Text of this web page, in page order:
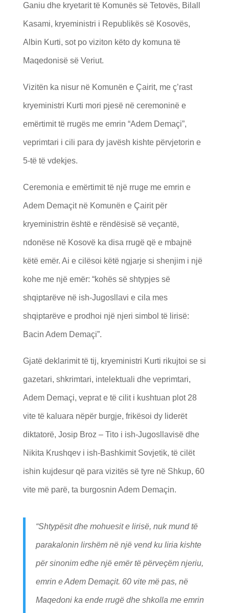
Ganiu dhe kryetarit të Komunës së Tetovës, Bilall
Kasami, kryeministri i Republikës së Kosovës,
Albin Kurti, sot po viziton këto dy komuna të
Maqedonisë së Veriut.
Vizitën ka nisur në Komunën e Çairit, me ç’rast
kryeministri Kurti mori pjesë në ceremoninë e
emërtimit të rrugës me emrin “Adem Demaçi”,
veprimtari i cili para dy javësh kishte përvjetorin e
5-të të vdekjes.
Ceremonia e emërtimit të një rruge me emrin e
Adem Demaçit në Komunën e Çairit për
kryeministrin është e rëndësisë së veçantë,
ndonëse në Kosovë ka disa rrugë që e mbajnë
këtë emër. Ai e cilësoi këtë ngjarje si shenjim i një
kohe me një emër: “kohës së shtypjes së
shqiptarëve në ish-Jugosllavi e cila mes
shqiptarëve e prodhoi një njeri simbol të lirisë:
Bacin Adem Demaçi”.
Gjatë deklarimit të tij, kryeministri Kurti rikujtoi se si
gazetari, shkrimtari, intelektuali dhe veprimtari,
Adem Demaçi, veprat e të cilit i kushtuan plot 28
vite të kaluara nëpër burgje, frikësoi dy liderët
diktatorë, Josip Broz – Tito i ish-Jugosllavisë dhe
Nikita Krushqev i ish-Bashkimit Sovjetik, të cilët
ishin kujdesur që para vizitës së tyre në Shkup, 60
vite më parë, ta burgosnin Adem Demaçin.
“Shtypësit dhe mohuesit e lirisë, nuk mund të
parakalonin lirshëm në një vend ku liria kishte
për sinonim edhe një emër të përveçëm njeriu,
emrin e Adem Demaçit. 60 vite më pas, në
Maqedoni ka ende rrugë dhe shkolla me emrin